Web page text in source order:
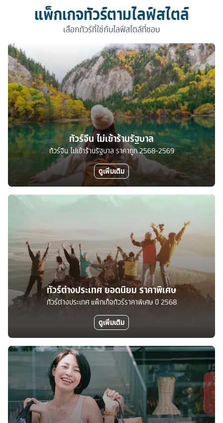
แพ็กเกจทัวร์ตามไลฟ์สไตล์
เลือกทัวร์ที่ใช่กับไลฟ์สไตล์ที่ชอบ
ทัวร์จีน ไม่เข้าร้านรัฐบาล
ทัวร์จีน ไม่เข้าร้านรัฐบาล ราคาถูก 2568-2569
ดูเพิ่มเติม
ทัวร์ต่างประเทศ ยอดนิยม ราคาพิเศษ
ทัวร์ต่างประเทศ แพ็กเก็จทัวร์ราคาพิเศษ ปี 2568
ดูเพิ่มเติม